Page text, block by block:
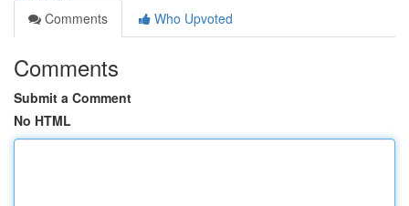
Comments
Who Upvoted
Comments
Submit a Comment
No HTML